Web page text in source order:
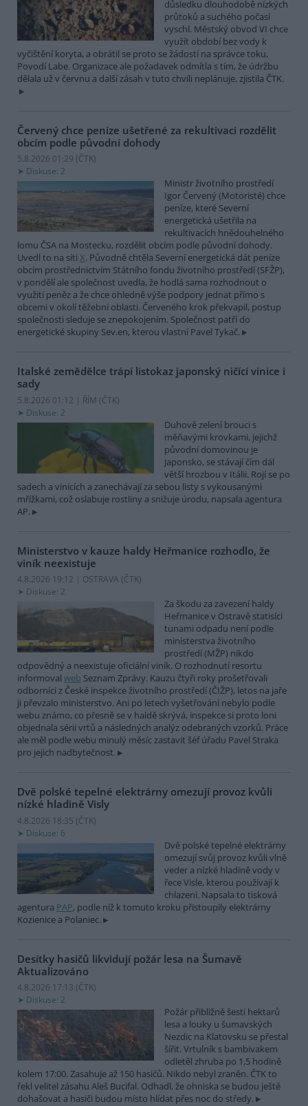
důsledku dlouhodobě nízkých
průtoků a suchého počasí
vyschl. Městský obvod VI chce
využít období bez vody k
vyčištění koryta, a obrátil se proto se žádostí na správce toku,
Povodí Labe. Organizace ale požadavek odmítla s tím, že údržbu
dělala už v červnu a další zásah v tuto chvíli neplánuje, zjistila ČTK.
Červený chce peníze ušetřené za rekultivaci rozdělit
obcím podle původní dohody
5.8.2026 01:29 (ČTK)
Diskuse: 2
Ministr životního prostředí
Igor Červený (Motoristé) chce
peníze, které Severní
energetická ušetřila na
rekultivacích hnědouhelného
lomu ČSA na Mostecku, rozdělit obcím podle původní dohody.
Uvedl to na síti X. Původně chtěla Severní energetická dát peníze
obcím prostřednictvím Státního fondu životního prostředí (SFŽP),
v pondělí ale společnost uvedla, že hodlá sama rozhodnout o
využití peněz a že chce ohledně výše podpory jednat přímo s
obcemi v okolí těžební oblasti. Červeného krok překvapil, postup
společnosti sleduje se znepokojením. Společnost patří do
energetické skupiny Sev.en, kterou vlastní Pavel Tykač.
Italské zemědělce trápí listokaz japonský ničící vinice i
sady
5.8.2026 01:12 | ŘÍM (ČTK)
Diskuse: 2
Duhově zelení brouci s
měňavými krovkami, jejichž
původní domovinou je
Japonsko, se stávají čím dál
větší hrozbou v Itálii. Rojí se po
sadech a vinicích a zanechávají za sebou listy s vykousanými
mřížkami, což oslabuje rostliny a snižuje úrodu, napsala agentura
AP.
Ministerstvo v kauze haldy Heřmanice rozhodlo, že
viník neexistuje
4.8.2026 19:12 | OSTRAVA (ČTK)
Diskuse: 2
Za škodu za zavezení haldy
Heřmanice v Ostravě statisíci
tunami odpadu není podle
ministerstva životního
prostředí (MŽP) nikdo
odpovědný a neexistuje oficiální viník. O rozhodnutí resortu
informoval web Seznam Zprávy. Kauzu čtyři roky prošetřovali
odborníci z České inspekce životního prostředí (ČIŽP), letos na jaře
ji převzalo ministerstvo. Ani po letech vyšetřování nebylo podle
webu známo, co přesně se v haldě skrývá, inspekce si proto loni
objednala sérii vrtů a následných analýz odebraných vzorků. Práce
ale měl podle webu minulý měsíc zastavit šéf úřadu Pavel Straka
pro jejich nadbytečnost.
Dvě polské tepelné elektrárny omezují provoz kvůli
nízké hladině Visly
4.8.2026 18:35 (ČTK)
Diskuse: 6
Dvě polské tepelné elektrárny
omezují svůj provoz kvůli vlně
veder a nízké hladině vody v
řece Visle, kterou používají k
chlazení. Napsala to tisková
agentura PAP, podle níž k tomuto kroku přistoupily elektrárny
Kozienice a Polaniec.
Desítky hasičů likvidují požár lesa na Šumavě
Aktualizováno
4.8.2026 17:13 (ČTK)
Diskuse: 2
Požár přibližně šesti hektarů
lesa a louky u šumavských
Nezdic na Klatovsku se přestal
šířit. Vrtulník s bambivakem
odletěl zhruba po 1,5 hodině
kolem 17:00. Zasahuje až 150 hasičů. Nikdo nebyl zraněn. ČTK to
řekl velitel zásahu Aleš Bucifal. Odhadl, že ohniska se budou ještě
dohašovat a hasiči budou místo hlídat přes noc do středy.